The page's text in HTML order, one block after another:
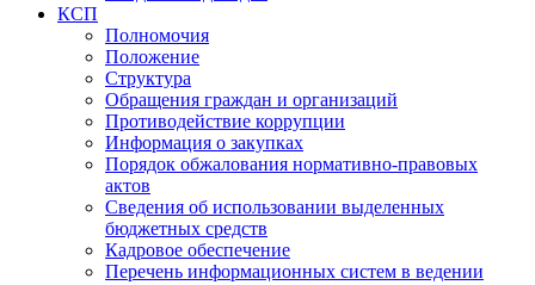
КСП
Полномочия
Положение
Структура
Обращения граждан и организаций
Противодействие коррупции
Информация о закупках
Порядок обжалования нормативно-правовых
актов
Сведения об использовании выделенных
бюджетных средств
Кадровое обеспечение
Перечень информационных систем в ведении